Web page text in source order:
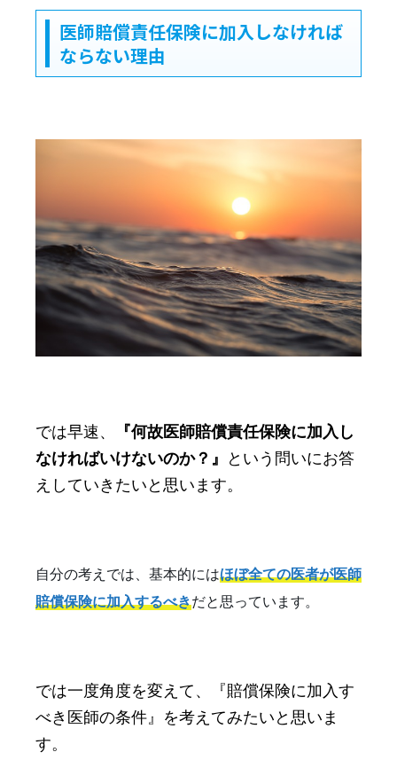
医師賠償責任保険に加入しなければ
ならない理由
では早速、
『何故医師賠償責任保険に加入し
なければいけないのか？』
という問いにお答
えしていきたいと思います。
自分の考えでは、基本的にはほぼ全ての医者が医師
賠償保険に加入するべきだと思っています。
では一度角度を変えて、『賠償保険に加入す
べき医師の条件』を考えてみたいと思いま
す。